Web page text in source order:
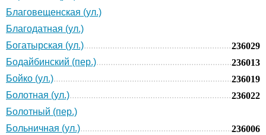
Благовещенская (ул.)
Благодатная (ул.)
Богатырская (ул.)
236029
Бодайбинский (пер.)
236013
Бойко (ул.)
236019
Болотная (ул.)
236022
Болотный (пер.)
Больничная (ул.)
236006